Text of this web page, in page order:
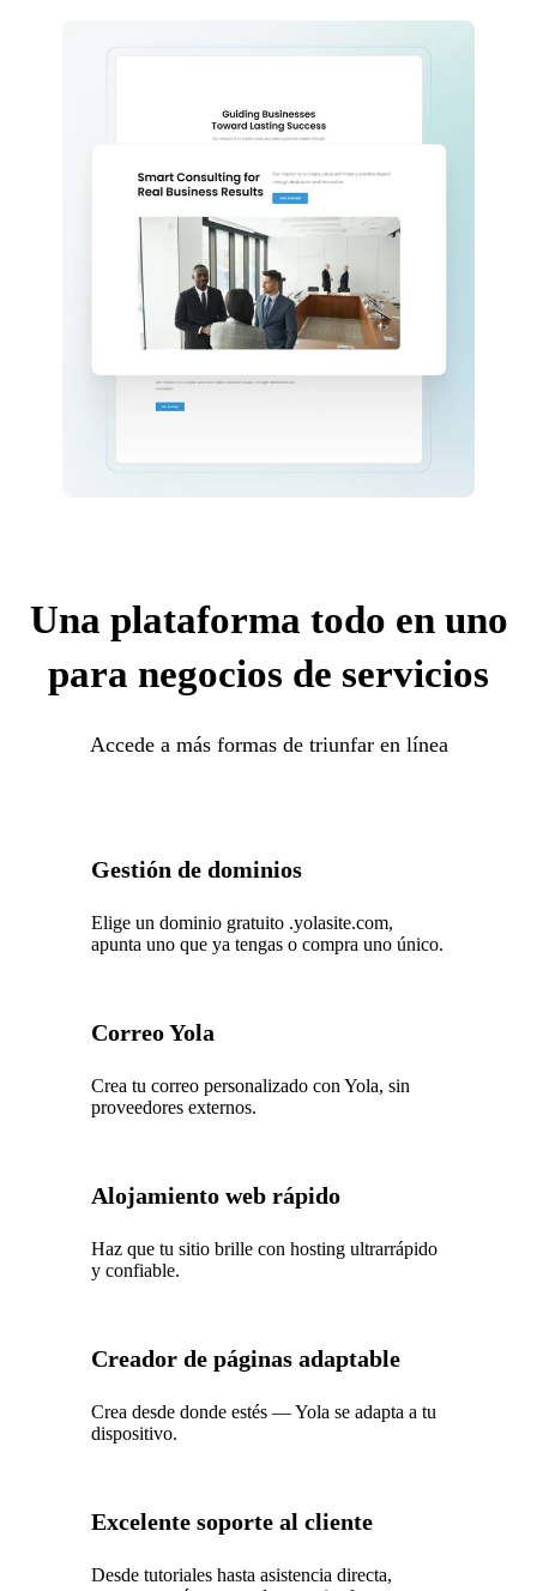
Una plataforma todo en uno
para negocios de servicios
Accede a más formas de triunfar en línea
Gestión de dominios
Elige un dominio gratuito .yolasite.com,
apunta uno que ya tengas o compra uno único.
Correo Yola
Crea tu correo personalizado con Yola, sin
proveedores externos.
Alojamiento web rápido
Haz que tu sitio brille con hosting ultrarrápido
y confiable.
Creador de páginas adaptable
Crea desde donde estés — Yola se adapta a tu
dispositivo.
Excelente soporte al cliente
Desde tutoriales hasta asistencia directa,